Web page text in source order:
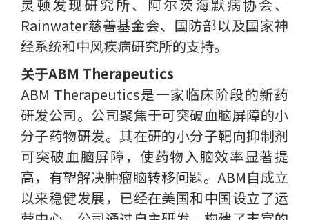
灵顿发现研究所、阿尔茨海默病协会、
Rainwater慈善基金会、国防部以及国家神
经系统和中风疾病研究所的支持。
关于ABM Therapeutics
ABM Therapeutics是一家临床阶段的新药
研发公司。公司聚焦于可突破血脑屏障的小
分子药物研发。其在研的小分子靶向抑制剂
可突破血脑屏障，使药物入脑效率显著提
高，有望解决肿瘤脑转移问题。ABM自成立
以来稳健发展，已经在美国和中国设立了运